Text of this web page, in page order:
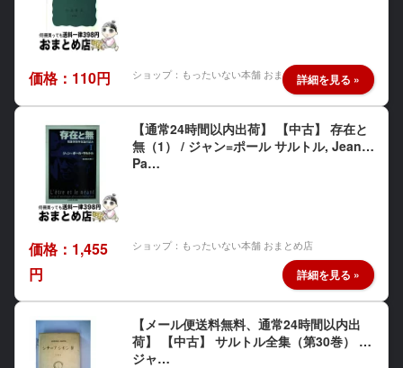
価格：110円 ショップ：もったいない本舗 おまとめ店
【通常24時間以内出荷】 【中古】 存在と
無（1） / ジャン=ポール サルトル, Jean‐
Pa…
価格：1,455
円
ショップ：もったいない本舗 おまとめ店
【メール便送料無料、通常24時間以内出
荷】 【中古】 サルトル全集（第30巻） /
ジャ…